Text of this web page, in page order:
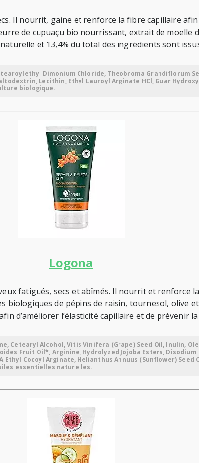
Il nourrit, gaine et renforce la fibre capillaire
de cupuaçu bio nourrissant, extrait de
et 13,4% du total des ingrédients sont
Dimonium Chloride, Theobroma Grandiflorum
Lecithin, Ethyl Lauroyl Arginate HCl, Guar
biologique.
Logona
fatigués, secs et abîmés. Il nourrit et renforce
biologiques de pépins de raisin, tournesol, olive
d’améliorer l’élasticité capillaire et de prévenir
Cetearyl Alcohol, Vitis Vinifera (Grape) Seed Oil, Inulin,
Fruit Oil*, Arginine, Hydrolyzed Jojoba Esters,
Cocoyl Arginate, Helianthus Annuus (Sunflower) Seed
essentielles naturelles.